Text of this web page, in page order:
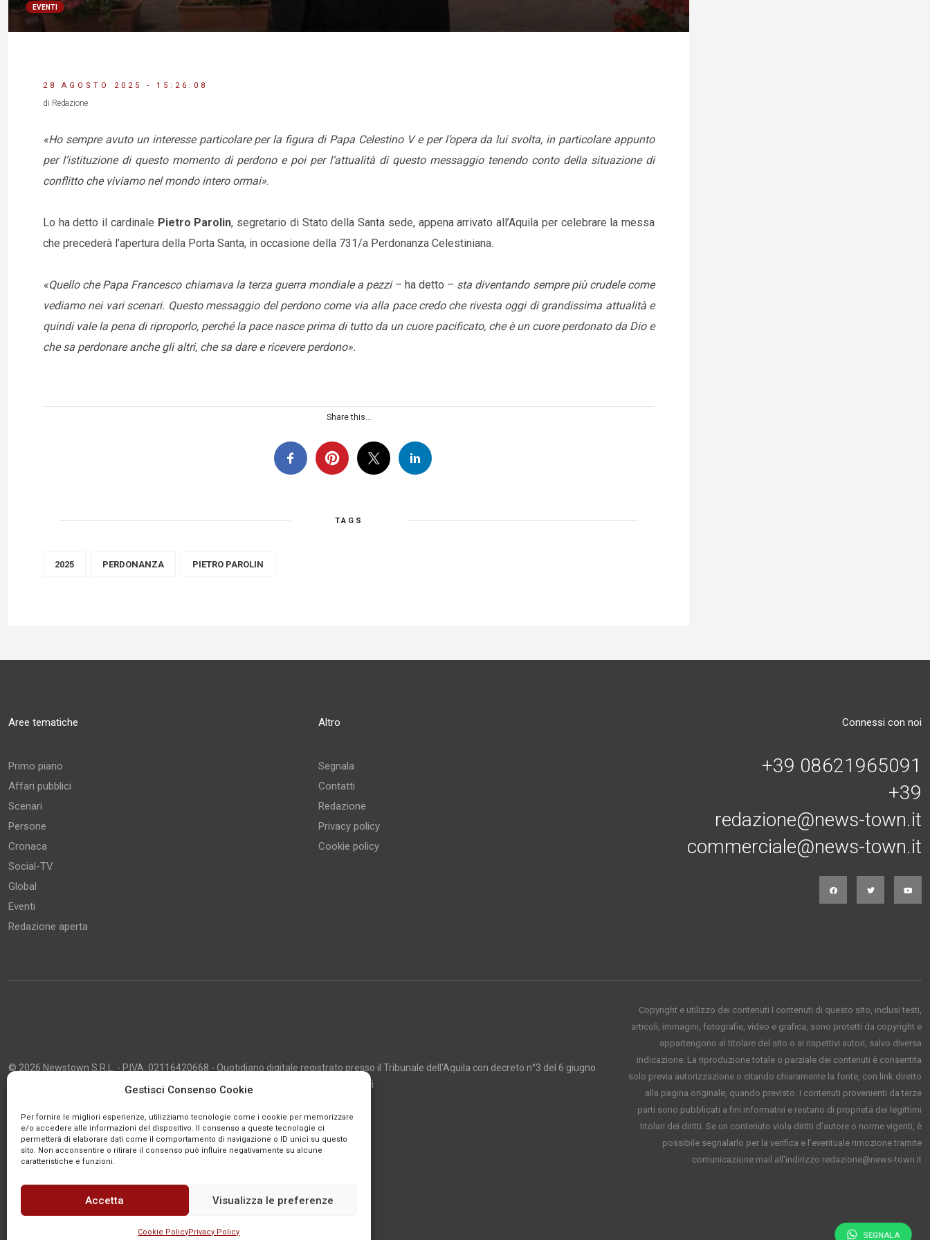
Gestisci Consenso Cookie
Per fornire le migliori esperienze, utilizziamo tecnologie come i cookie per memorizzare
e/o accedere alle informazioni del dispositivo. Il consenso a queste tecnologie ci
permetterà di elaborare dati come il comportamento di navigazione o ID unici su questo
sito. Non acconsentire o ritirare il consenso può influire negativamente su alcune
caratteristiche e funzioni.
Accetta Visualizza le preferenze
Cookie PolicyPrivacy Policy
EVENTI
28 AGOSTO 2025 - 15:26:08
di Redazione
«Ho sempre avuto un interesse particolare per la figura di Papa Celestino V e per l’opera da lui svolta, in particolare appunto
per l’istituzione di questo momento di perdono e poi per l’attualità di questo messaggio tenendo conto della situazione di
conflitto che viviamo nel mondo intero ormai».
Lo ha detto il cardinale Pietro Parolin, segretario di Stato della Santa sede, appena arrivato all’Aquila per celebrare la messa
che precederà l’apertura della Porta Santa, in occasione della 731/a Perdonanza Celestiniana.
«Quello che Papa Francesco chiamava la terza guerra mondiale a pezzi – ha detto – sta diventando sempre più crudele come
vediamo nei vari scenari. Questo messaggio del perdono come via alla pace credo che rivesta oggi di grandissima attualità e
quindi vale la pena di riproporlo, perché la pace nasce prima di tutto da un cuore pacificato, che è un cuore perdonato da Dio e
che sa perdonare anche gli altri, che sa dare e ricevere perdono».
Share this...
TAGS
2025 PERDONANZA PIETRO PAROLIN
Aree tematiche
Primo piano
Affari pubblici
Scenari
Persone
Cronaca
Social-TV
Global
Eventi
Redazione aperta
Altro
Segnala
Contatti
Redazione
Privacy policy
Cookie policy
Connessi con noi
+39 08621965091
+39
redazione@news-town.it
commerciale@news-town.it
© 2026 Newstown S.R.L. - P.IVA: 02116420668 - Quotidiano digitale registrato presso il Tribunale dell'Aquila con decreto n°3 del 6 giugno
2013 - Direttore Responsabile: Giustino Masciocco - Capo Redattore: Marco Giancarli
Copyright e utilizzo dei contenuti I contenuti di questo sito, inclusi testi,
articoli, immagini, fotografie, video e grafica, sono protetti da copyright e
appartengono al titolare del sito o ai rispettivi autori, salvo diversa
indicazione. La riproduzione totale o parziale dei contenuti è consentita
solo previa autorizzazione o citando chiaramente la fonte, con link diretto
alla pagina originale, quando previsto. I contenuti provenienti da terze
parti sono pubblicati a fini informativi e restano di proprietà dei legittimi
titolari dei diritti. Se un contenuto viola diritti d’autore o norme vigenti, è
possibile segnalarlo per la verifica e l’eventuale rimozione tramite
comunicazione mail all'indirizzo redazione@news-town.it
SEGNALA